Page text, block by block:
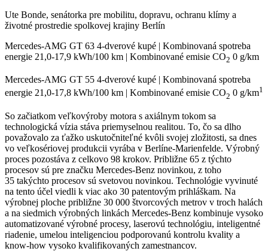
Ute Bonde, senátorka pre mobilitu, dopravu, ochranu klímy a
životné prostredie spolkovej krajiny Berlín
Mercedes-AMG GT 63 4-dverové kupé | Kombinovaná spotreba
energie 21,0-17,9 kWh/100 km | Kombinované emisie CO2 0 g/km
Mercedes-AMG GT 55 4-dverové kupé | Kombinovaná spotreba
energie 21,0-17,8 kWh/100 km | Kombinované emisie CO2 0 g/km1
So začiatkom veľkovýroby motora s axiálnym tokom sa
technologická vízia stáva priemyselnou realitou. To, čo sa dlho
považovalo za ťažko uskutočniteľné kvôli svojej zložitosti, sa dnes
vo veľkosériovej produkcii vyrába v Berlíne-Marienfelde. Výrobný
proces pozostáva z celkovo 98 krokov. Približne 65 z týchto
procesov sú pre značku Mercedes-Benz novinkou, z toho
35 takýchto procesov sú svetovou novinkou. Technológie vyvinuté
na tento účel viedli k viac ako 30 patentovým prihláškam. Na
výrobnej ploche približne 30 000 štvorcových metrov v troch halách
a na siedmich výrobných linkách Mercedes-Benz kombinuje vysoko
automatizované výrobné procesy, laserovú technológiu, inteligentné
riadenie, umelou inteligenciou podporovanú kontrolu kvality a
know-how vysoko kvalifikovaných zamestnancov.